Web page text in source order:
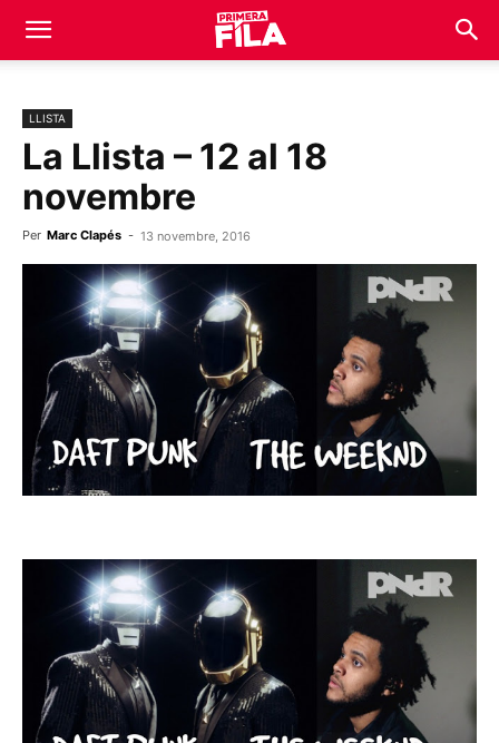
LLISTA
La Llista – 12 al 18
novembre
Per Marc Clapés - 13 novembre, 2016